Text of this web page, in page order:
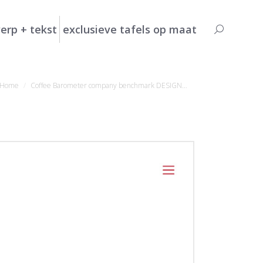
+ tekst exclusieve tafels op maat Search:
bent hier:Coffee Barometer company benchmark DESIGN…